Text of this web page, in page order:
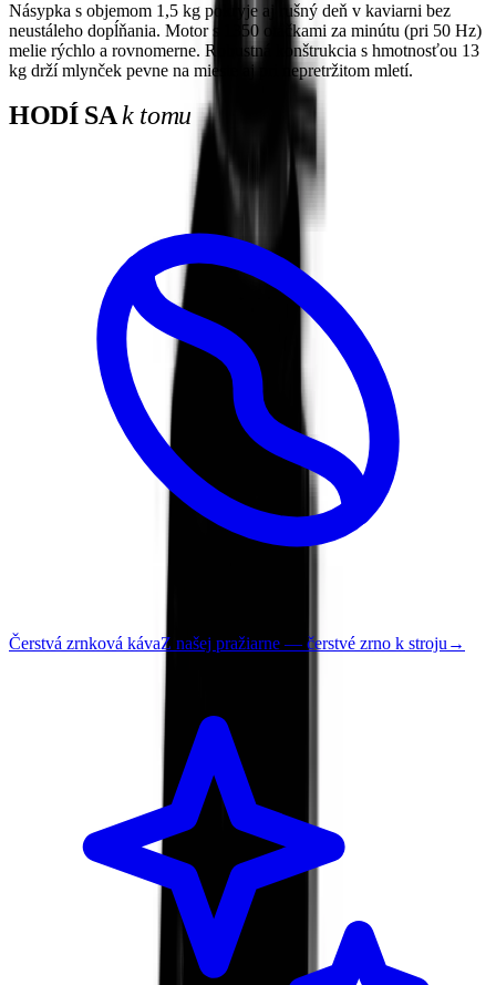
Násypka s objemom 1,5 kg pokryje aj rušný deň v kaviarni bez
neustáleho dopĺňania. Motor s 1350 otáčkami za minútu (pri 50 Hz)
melie rýchlo a rovnomerne. Robustná konštrukcia s hmotnosťou 13
kg drží mlynček pevne na mieste aj pri nepretržitom mletí.
HODÍ SAk tomu
Čerstvá zrnková kávaZ našej pražiarne — čerstvé zrno k stroju →